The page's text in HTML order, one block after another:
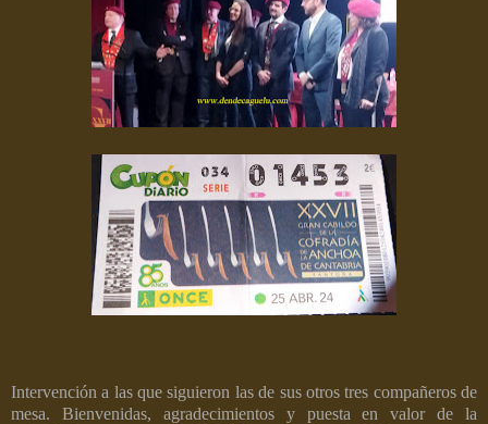
Intervención a las que siguieron las de sus otros tres compañeros de
mesa. Bienvenidas, agradecimientos y puesta en valor de la